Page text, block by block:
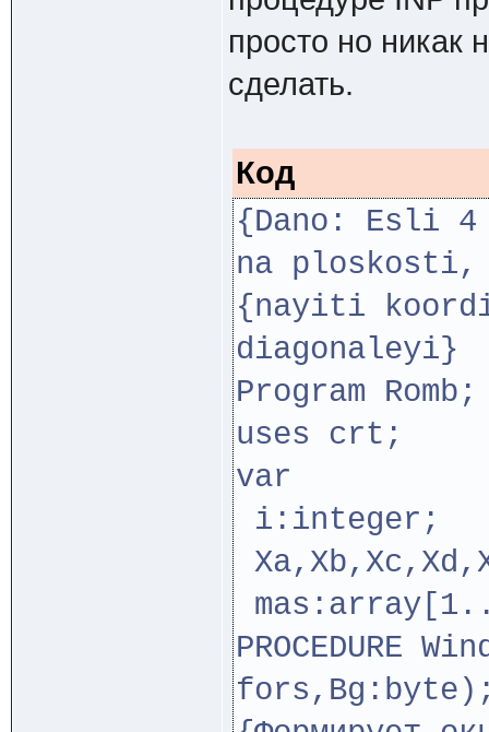
просто но никак
сделать.
Код
{Dano: Esli 4
na ploskosti,
{nayiti
diagonaleyi}
Program Romb;
uses crt;
var
i:integer;
PROCEDURE